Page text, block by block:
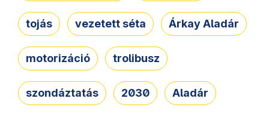
tojás vezetett séta Árkay Aladár
motorizáció trolibusz
szondáztatás 2030 Aladár